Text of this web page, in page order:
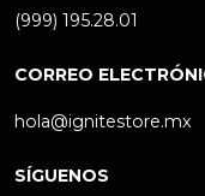
(999) 195.28.01
CORREO
hola@ignitestore.mx
SÍGUENOS